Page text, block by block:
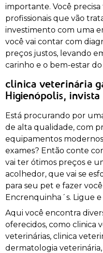
importante. Você
profissionais que vão
investimento com uma
você vai contar com
preços justos, levando
carinho e o bem-estar do
clinica veterinária
Higienópolis, invista
Está procurando por
de alta qualidade, com
equipamentos
exames? Então conte
vai ter ótimos preços e
acolhedor, que vai se
para seu pet e fazer
Encrenquinha´s. Ligue e
Aqui você encontra
oferecidos, como clinica
veterinárias, clinica
dermatologia